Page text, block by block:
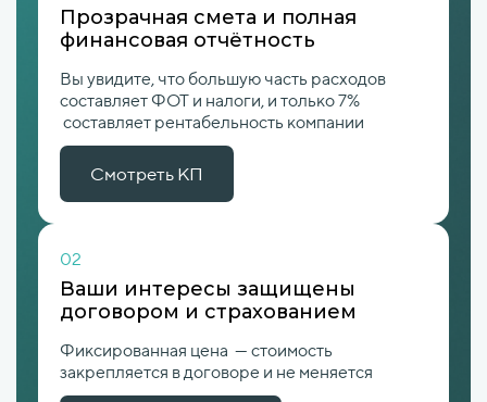
Прозрачная смета и полная
финансовая отчётность
Вы увидите, что большую часть расходов
составляет ФОТ и налоги, и только 7%
составляет рентабельность компании
Смотреть КП
02
Ваши интересы защищены
договором и страхованием
Фиксированная цена — стоимость
закрепляется в договоре и не меняется